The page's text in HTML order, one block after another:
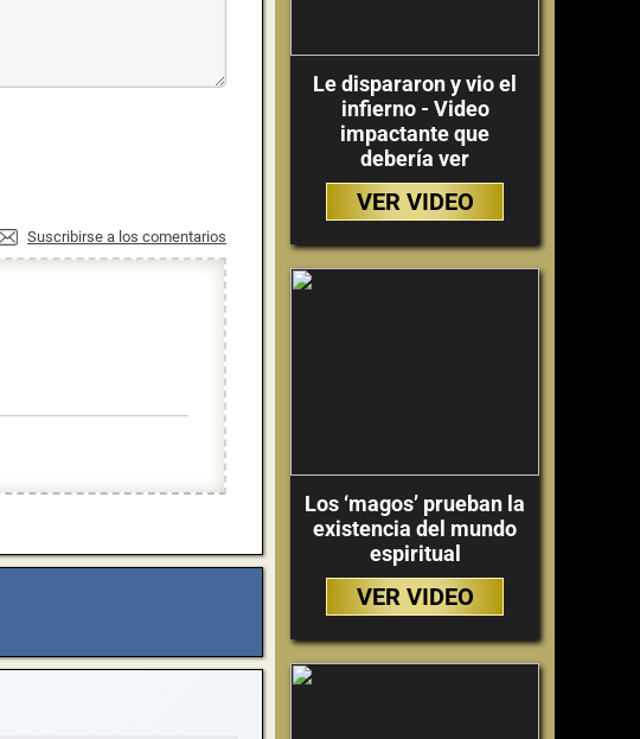
Suscribirse a los comentarios
Le dispararon y vio el
infierno - Video
impactante que
debería ver
VER VIDEO
Los ‘magos’ prueban la
existencia del mundo
espiritual
VER VIDEO